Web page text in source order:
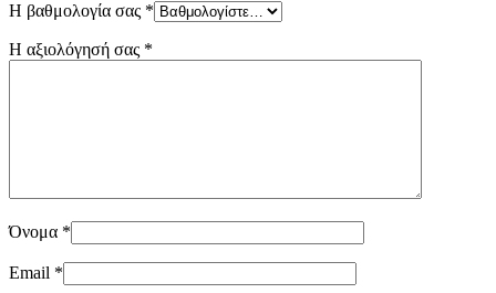
Η βαθμολογία σας *
Η αξιολόγησή σας *
Όνομα *
Email *